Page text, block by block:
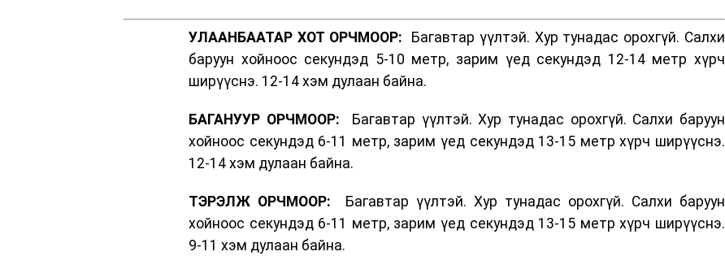
УЛААНБААТАР ХОТ ОРЧМООР:
Багавтар үүлтэй. Хур тунадас орохгүй. Салхи
баруун хойноос секундэд 5-10 метр, зарим үед секундэд 12-14 метр хүрч
ширүүснэ. 12-14 хэм дулаан байна.
БАГАНУУР ОРЧМООР: Багавтар үүлтэй. Хур тунадас орохгүй. Салхи баруун
хойноос секундэд 6-11 метр, зарим үед секундэд 13-15 метр хүрч ширүүснэ.
12-14 хэм дулаан байна.
ТЭРЭЛЖ ОРЧМООР: Багавтар үүлтэй. Хур тунадас орохгүй. Салхи баруун
хойноос секундэд 6-11 метр, зарим үед секундэд 13-15 метр хүрч ширүүснэ.
9-11 хэм дулаан байна.